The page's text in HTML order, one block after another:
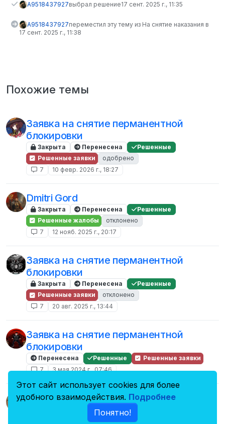
A9518437927выбрал решение17 сент. 2025 г., 11:35
A9518437927переместил эту тему из На снятие наказания в
17 сент. 2025 г., 11:38
Похожие темы
Заявка на снятие перманентной
блокировки
Закрыта Перенесена
Решенные
Решенные заявки
одобрено
7
10 февр. 2026 г., 18:27
Dmitri Gord
Закрыта Перенесена
Решенные
Решенные жалобы
отклонено
7
12 нояб. 2025 г., 20:17
Заявка на снятие перманентной
блокировки
Закрыта Перенесена
Решенные
Решенные заявки
отклонено
7
20 авг. 2025 г., 13:44
Заявка на снятие перманентной
блокировки
Перенесена Решенные
Решенные заявки
7
3 мая 2024 г., 07:46
Заявка на снятие перманентной
Перенесена Решенные
Этот сайт использует cookies для более
удобного взаимодействия. Подробнее
Понятно!